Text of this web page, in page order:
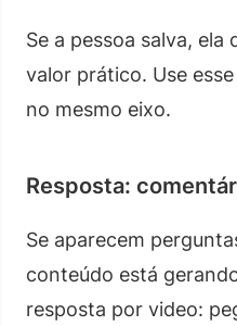
Se a pessoa salva, ela
valor prático. Use
no mesmo eixo.
Resposta:
Se aparecem
conteúdo está
resposta por video: